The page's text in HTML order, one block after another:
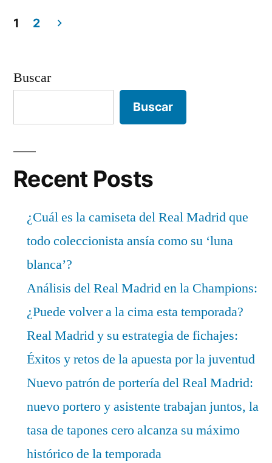
de
1 2
Buscar
Buscar
Recent Posts
¿Cuál es la camiseta del Real Madrid que
todo coleccionista ansía como su ‘luna
blanca’?
Análisis del Real Madrid en la Champions:
¿Puede volver a la cima esta temporada?
Real Madrid y su estrategia de fichajes:
Éxitos y retos de la apuesta por la juventud
Nuevo patrón de portería del Real Madrid:
nuevo portero y asistente trabajan juntos, la
tasa de tapones cero alcanza su máximo
histórico de la temporada